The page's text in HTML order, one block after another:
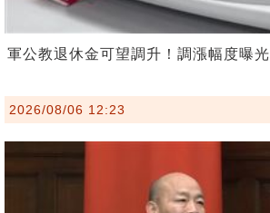
軍公教退休金可望調升！調漲幅度曝光
2026/08/06 12:23